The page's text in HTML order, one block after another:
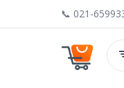
📞 021-